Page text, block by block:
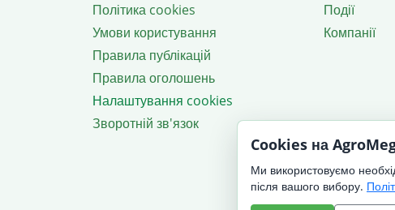
Політика cookies
Умови користування
Правила публікацій
Правила оголошень
Налаштування cookies
Зворотній зв'язок
Події
Компанії
Cookies на
Ми використовуємо
після вашого вибору.